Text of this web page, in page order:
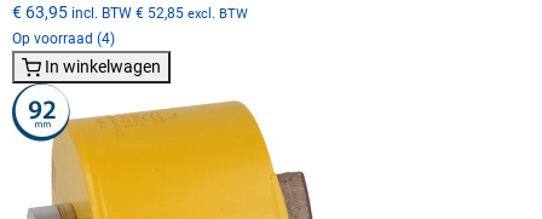
€ 63,95 incl. BTW € 52,85 excl. BTW
Op voorraad (4)
In winkelwagen